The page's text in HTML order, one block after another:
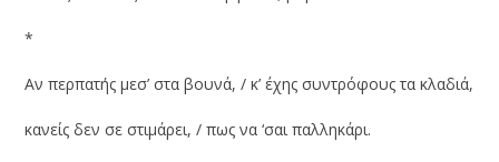
*
Αν περπατής μεσ’ στα βουνά, / κ’ έχης συντρόφους τα κλαδιά,
κανείς δεν σε στιμάρει, / πως να ‘σαι παλληκάρι.